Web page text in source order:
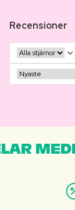
Recensioner